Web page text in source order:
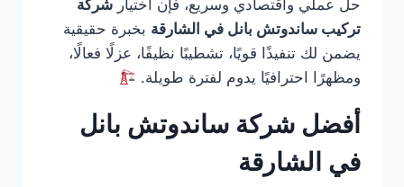
حل عملي واقتصادي وسريع، فإن اختيار شركة
تركيب ساندوتش بانل في الشارقة بخبرة حقيقية
يضمن لك تنفيذًا قويًا، تشطيبًا نظيفًا، عزلًا فعالًا،
ومظهرًا احترافيًا يدوم لفترة طويلة.
أفضل شركة ساندوتش بانل
في الشارقة